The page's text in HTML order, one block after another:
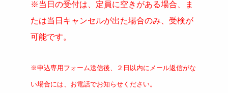
※当日の受付は、定員に空きがある場合、ま
たは当日キャンセルが出た場合のみ、受検が
可能です。
※申込専用フォーム送信後、２日以内にメール返信がな
い場合には、お電話でお知らせください。